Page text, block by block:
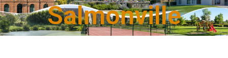
Salmonville